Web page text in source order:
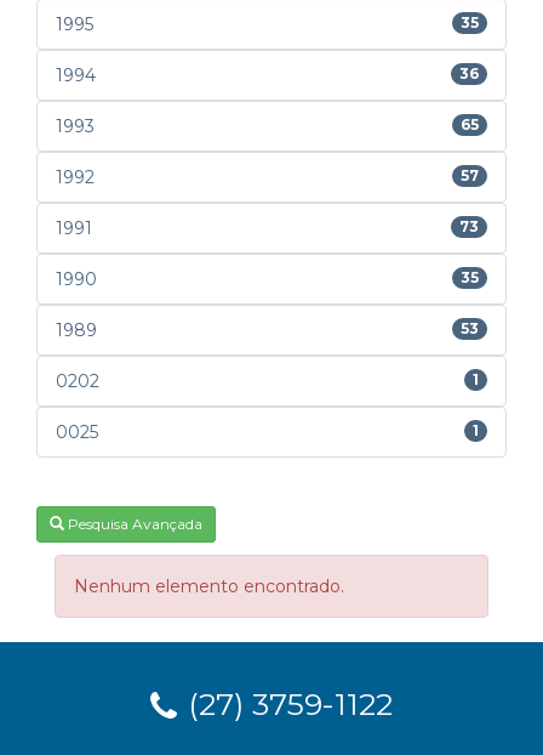
1995 35
1994 36
1993 65
1992 57
1991 73
1990 35
1989 53
0202 1
0025 1
Pesquisa Avançada
Nenhum elemento encontrado.
(27) 3759-1122